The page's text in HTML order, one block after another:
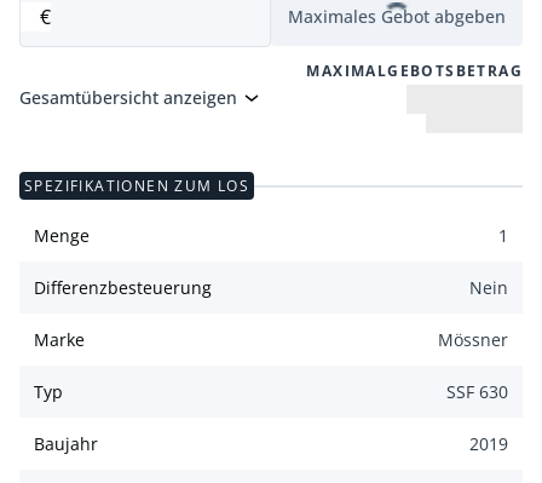
€ Maximales Gebot abgeben
MAXIMALGEBOTSBETRAG
Gesamtübersicht anzeigen
SPEZIFIKATIONEN ZUM LOS
Menge 1
Differenzbesteuerung Nein
Marke Mössner
Typ SSF 630
Baujahr 2019